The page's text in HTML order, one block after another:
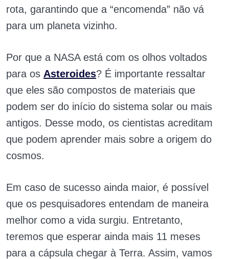
rota, garantindo que a “encomenda” não vá
para um planeta vizinho.
Por que a NASA está com os olhos voltados
para os Asteroides? É importante ressaltar
que eles são compostos de materiais que
podem ser do início do sistema solar ou mais
antigos. Desse modo, os cientistas acreditam
que podem aprender mais sobre a origem do
cosmos.
Em caso de sucesso ainda maior, é possível
que os pesquisadores entendam de maneira
melhor como a vida surgiu. Entretanto,
teremos que esperar ainda mais 11 meses
para a cápsula chegar à Terra. Assim, vamos